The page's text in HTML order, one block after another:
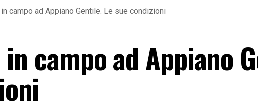
in campo ad Appiano Gentile. Le sue condizioni
campo ad Appiano